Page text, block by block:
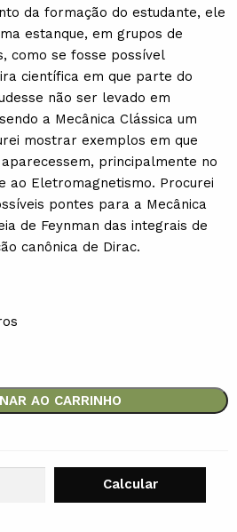
da formação do estudante, ele
estanque, em grupos de
como se fosse possível
científica em que parte do
não ser levado em
a Mecânica Clássica um
mostrar exemplos em que
principalmente no
ao Eletromagnetismo. Procurei
pontes para a Mecânica
de Feynman das integrais de
canônica de Dirac.
AO CARRINHO